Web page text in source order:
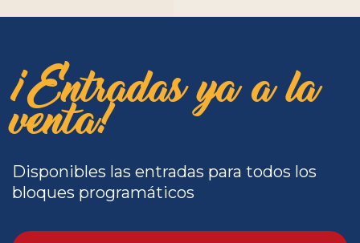
¡Entradas ya a la
venta!
Disponibles las entradas para todos los
bloques programáticos